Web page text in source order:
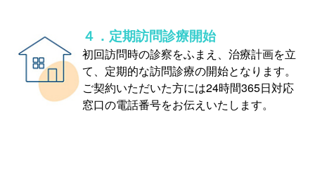
４．定期訪問診療開始
初回訪問時の診察をふまえ、治療計画を立
て、定期的な訪問診療の開始となります。
ご契約いただいた方には24時間365日対応
窓口の電話番号をお伝えいたします。